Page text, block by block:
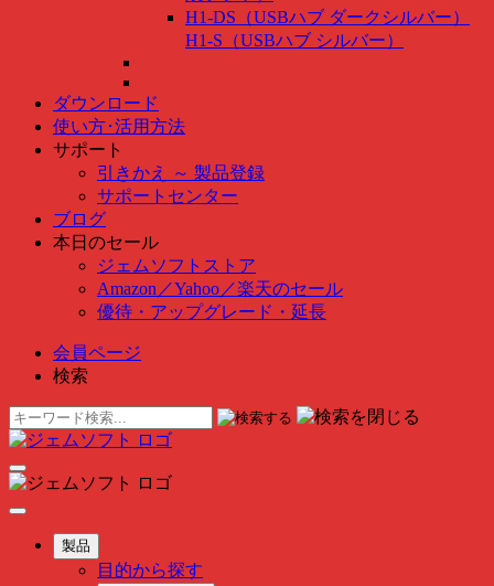
H1-DS（USBハブ ダークシルバー）
H1-S（USBハブ シルバー）
ダウンロード
使い方･活用方法
サポート
引きかえ ～ 製品登録
サポートセンター
ブログ
本日のセール
ジェムソフトストア
Amazon ／Yahoo ／楽天のセール
優待・アップグレード・延長
会員ページ
検索
製品
目的から探す